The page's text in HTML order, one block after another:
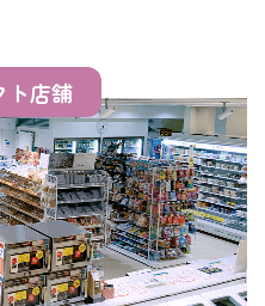
ト店舗